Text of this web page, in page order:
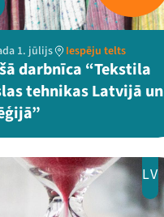
1. jūlijs Iespēju telts
darbnīca “Tekstila
tehnikas Latvijā un
LV